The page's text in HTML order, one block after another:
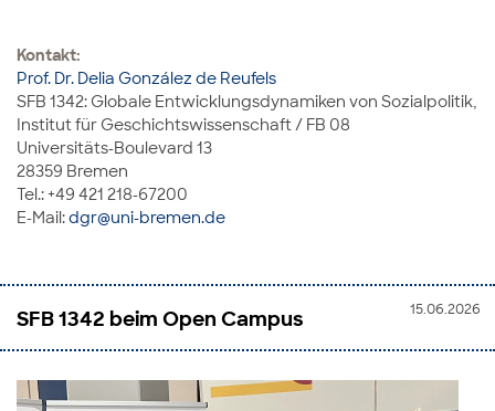
Kontakt:
Prof. Dr. Delia González de Reufels
SFB 1342: Globale Entwicklungsdynamiken von Sozialpolitik,
Institut für Geschichtswissenschaft / FB 08
Universitäts-Boulevard 13
28359 Bremen
Tel.: +49 421 218-67200
E-Mail:dgr@uni-bremen.de
15.06.2026
SFB 1342 beim Open Campus